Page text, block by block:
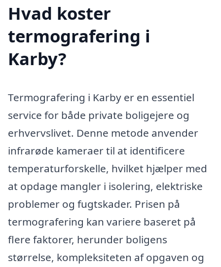
Hvad koster
termografering i
Karby?
Termografering i Karby er en essentiel
service for både private boligejere og
erhvervslivet. Denne metode anvender
infrarøde kameraer til at identificere
temperaturforskelle, hvilket hjælper med
at opdage mangler i isolering, elektriske
problemer og fugtskader. Prisen på
termografering kan variere baseret på
flere faktorer, herunder boligens
størrelse, kompleksiteten af opgaven og